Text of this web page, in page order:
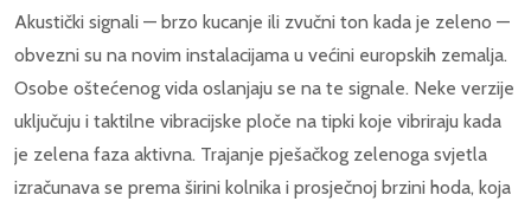
Akustički signali — brzo kucanje ili zvučni ton kada je zeleno —
obvezni su na novim instalacijama u većini europskih zemalja.
Osobe oštećenog vida oslanjaju se na te signale. Neke verzije
uključuju i taktilne vibracijske ploče na tipki koje vibriraju kada
je zelena faza aktivna. Trajanje pješačkog zelenoga svjetla
izračunava se prema širini kolnika i prosječnoj brzini hoda, koja